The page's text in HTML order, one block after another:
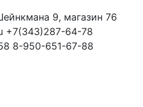
9, магазин 76
+7(343)287-64-78
8-950-651-67-88